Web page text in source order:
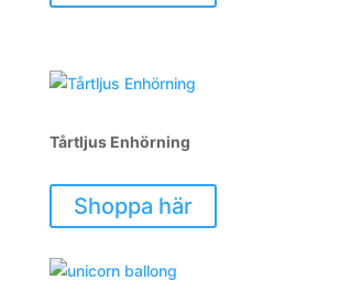
Tårtljus Enhörning
Shoppa här